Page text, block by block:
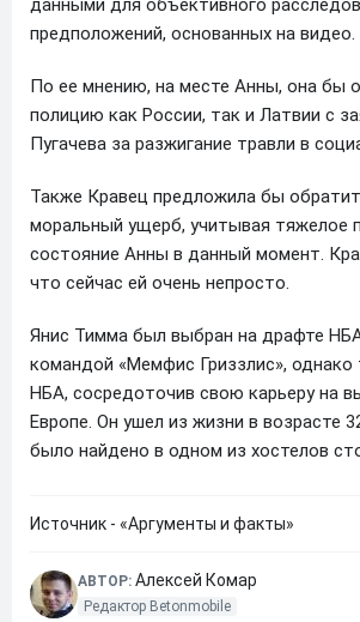
данными для объективного
предположений, основанных на видео.
По ее мнению, на месте Анны, она бы
полицию как России, так и Латвии с
Пугачева за разжигание травли в
Также Кравец предложила бы
моральный ущерб, учитывая тяжелое
состояние Анны в данный момент.
что сейчас ей очень непросто.
Янис Тимма был выбран на драфте
командой «Мемфис Гриззлис», однако
НБА, сосредоточив свою карьеру на
Европе. Он ушел из жизни в возрасте
было найдено в одном из хостелов
Источник - «Аргументы и факты»
АВТОР: Алексей Комар
Редактор Betonmobile